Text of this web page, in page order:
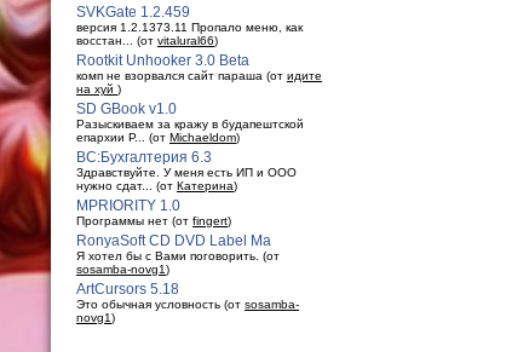
SVKGate 1.2.459
версия 1.2.1373.11 Пропало меню, как
восстан... (от vitalural66)
Rootkit Unhooker 3.0 Beta
комп не взорвался сайт параша (от идите
на хуй )
SD GBook v1.0
Разыскиваем за кражу в будaпештской
епархии Р... (от Michaeldom)
ВС:Бухгалтерия 6.3
Здравствуйте. У меня есть ИП и ООО
нужно сдат... (от Катерина)
MPRIORITY 1.0
Программы нет (от fingert)
RonyaSoft CD DVD Label Ma
Я хотел бы с Вами поговорить. (от
sosamba-novg1)
ArtCursors 5.18
Это обычная условность (от sosamba-
novg1)